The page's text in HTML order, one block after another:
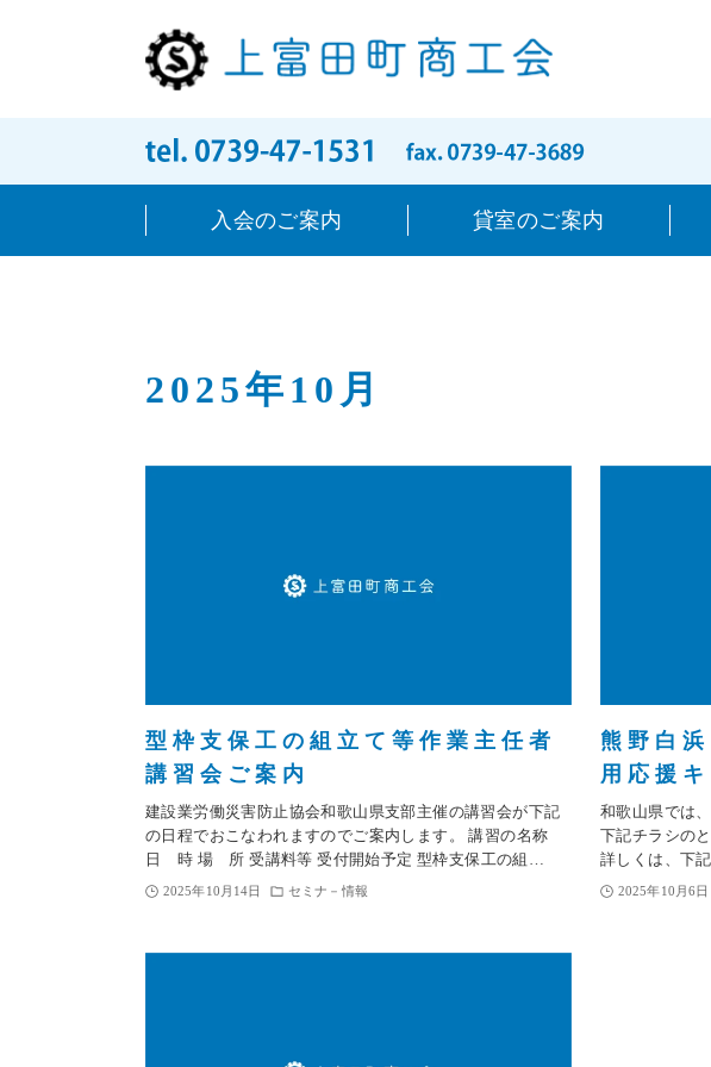
入会のご案内 貸室のご案内
2025年10月
型枠支保工の組立て等作業主任者
講習会ご案内
建設業労働災害防止協会和歌山県支部主催の講習会が下記
の日程でおこなわれますのでご案内します。 講習の名称
日 時 場 所 受講料等 受付開始予定 型枠支保工の組…
2025年10月14日 セミナ－情報
熊野白
用応援
和歌山県では
下記チラシの
詳しくは、下
2025年10月6日